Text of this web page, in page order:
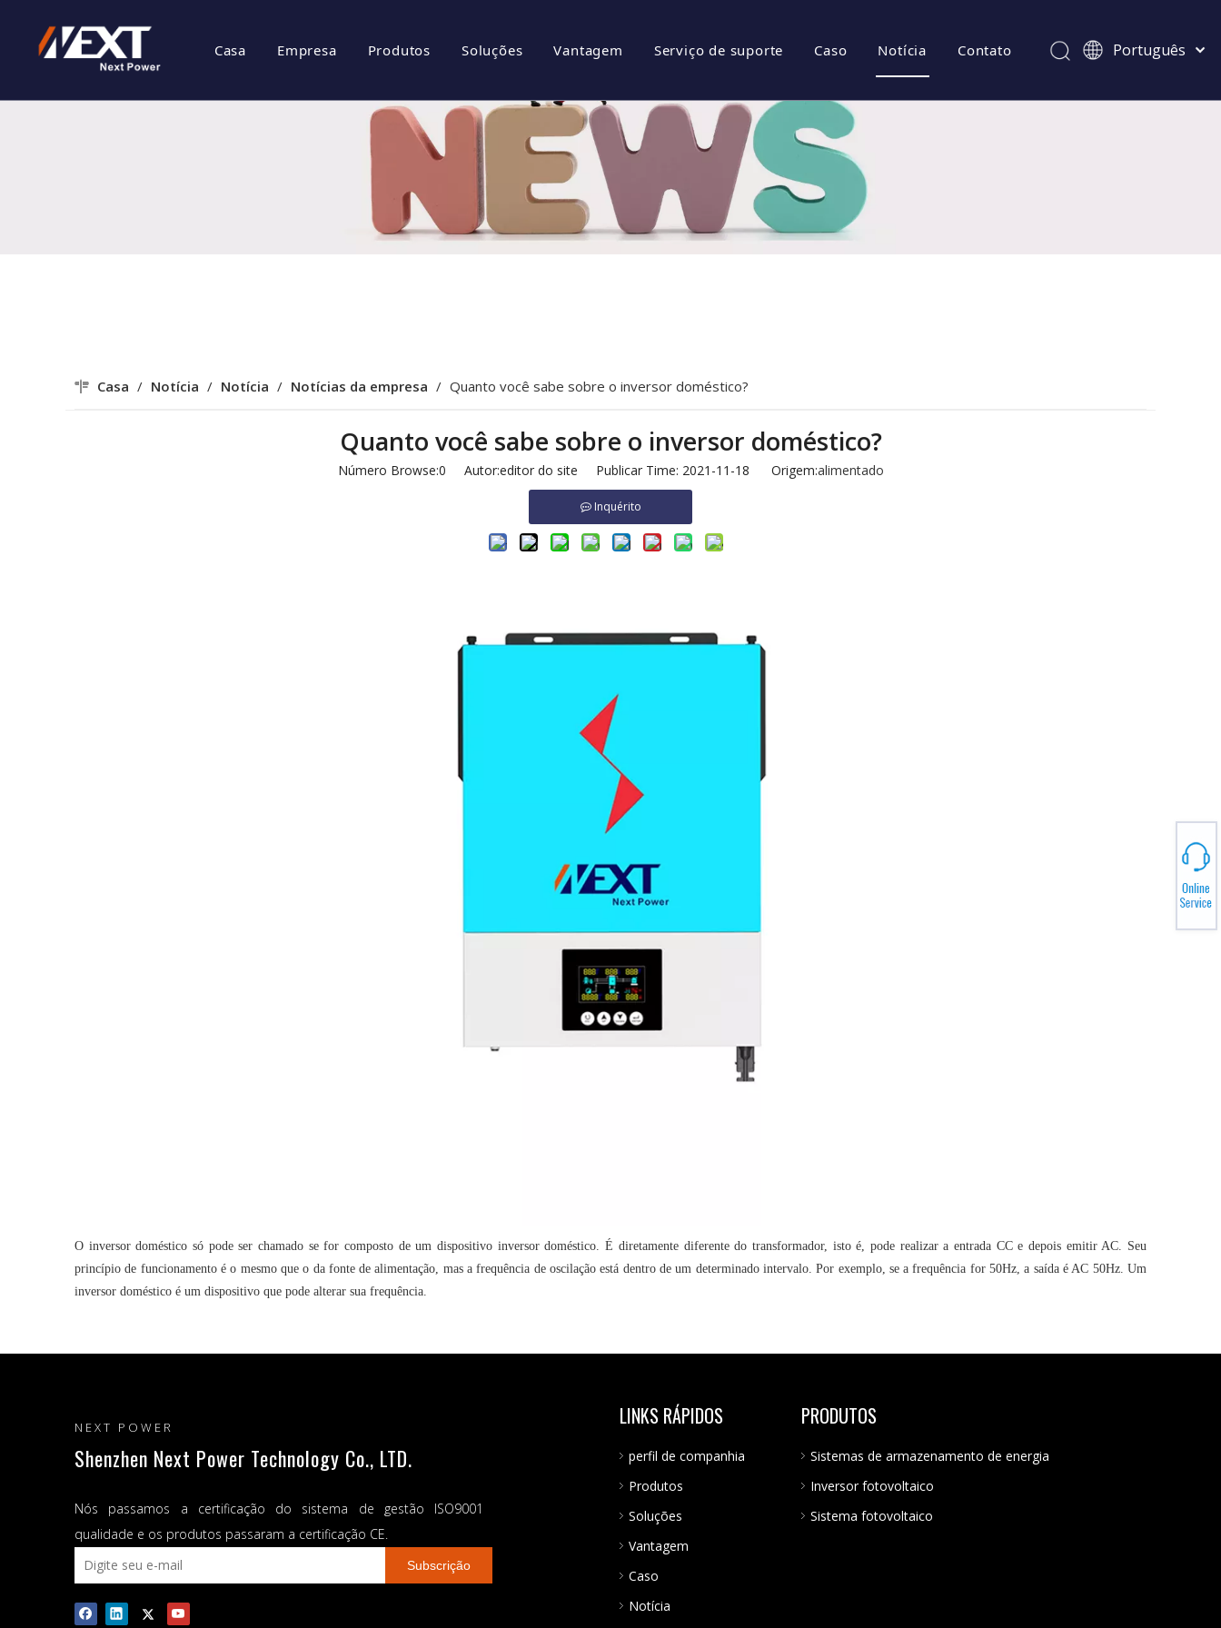
Casa Empresa
Cultura da empresa
Estilo da Empresa
Produtos
Inversor Fotovoltaico
Sistema Fotovoltaico
Soluções Vantagem Serviço de suporte
Download
Perguntas frequentes
Vídeos
Caso Notícia Contato
Português
Kiswahili
Casa / Notícia / Notícia / Notícias da empresa / Quanto você sabe sobre o inversor doméstico?
Quanto você sabe sobre o inversor doméstico?
Número Browse:0 Autor:editor do site Publicar Time: 2021-11-18 Origem:alimentado
Inquérito
O inversor doméstico só pode ser chamado se for composto de um dispositivo inversor doméstico. É diretamente diferente do transformador, isto é, pode realizar a entrada CC e depois emitir AC. Seu
princípio de funcionamento é o mesmo que o da fonte de alimentação, mas a frequência de oscilação está dentro de um determinado intervalo. Por exemplo, se a frequência for 50Hz, a saída é AC 50Hz. Um
inversor doméstico é um dispositivo que pode alterar sua frequência.
NEXT POWER
Shenzhen Next Power Technology Co., LTD.
Nós passamos a certificação do sistema de gestão ISO9001
qualidade e os produtos passaram a certificação CE.
Subscrição
LINKS RÁPIDOS
perfil de companhia
Produtos
Soluções
Vantagem
Caso
Notícia
PRODUTOS
Sistemas de armazenamento de energia
Inversor fotovoltaico
Sistema fotovoltaico